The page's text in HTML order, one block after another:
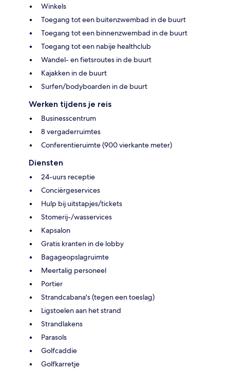
Winkels
Toegang tot een buitenzwembad in de buurt
Toegang tot een binnenzwembad in de buurt
Toegang tot een nabije healthclub
Wandel- en fietsroutes in de buurt
Kajakken in de buurt
Surfen/bodyboarden in de buurt
Werken tijdens je reis
Businesscentrum
8 vergaderruimtes
Conferentieruimte (900 vierkante meter)
Diensten
24-uurs receptie
Conciërgeservices
Hulp bij uitstapjes/tickets
Stomerij-/wasservices
Kapsalon
Gratis kranten in de lobby
Bagageopslagruimte
Meertalig personeel
Portier
Strandcabana's (tegen een toeslag)
Ligstoelen aan het strand
Strandlakens
Parasols
Golfcaddie
Golfkarretje